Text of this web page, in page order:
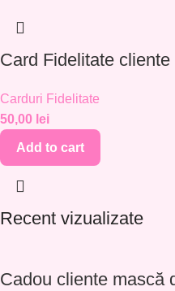
Card Fidelitate
Carduri Fidelitate
50,00 lei
Add to cart
Recent vizualizate
Cadou cliente mască